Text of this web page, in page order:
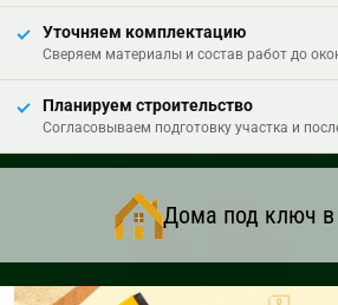
Уточняем комплектацию
Сверяем материалы и состав работ до
Планируем строительство
Согласовываем подготовку участка и
Дома под ключ